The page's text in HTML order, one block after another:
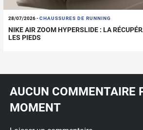
28/07/2026-CHAUSSURES DE RUNNING
NIKE AIR ZOOM HYPERSLIDE : LA
LES PIEDS
AUCUN COMMENTAIRE
MOMENT